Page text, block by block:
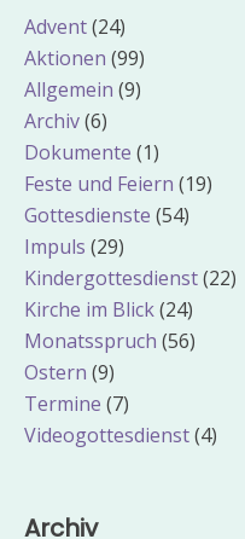
Advent(24)
Aktionen (99)
Allgemein (9)
Archiv(6)
Dokumente (1)
Feste und Feiern (19)
Gottesdienste (54)
Impuls (29)
Kindergottesdienst(22)
Kirche im Blick(24)
Monatsspruch (56)
Ostern (9)
Termine (7)
Videogottesdienst(4)
Archiv